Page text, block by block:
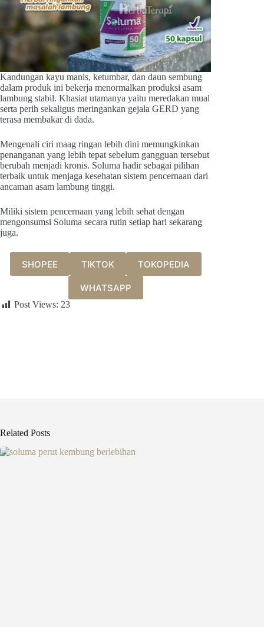
Kandungan kayu manis, ketumbar, dan daun sembung
dalam produk ini bekerja menormalkan produksi asam
lambung stabil. Khasiat utamanya yaitu meredakan mual
serta perih sekaligus meringankan gejala GERD yang
terasa membakar di dada.
Mengenali ciri maag ringan lebih dini memungkinkan
penanganan yang lebih tepat sebelum gangguan tersebut
berubah menjadi kronis. Soluma hadir sebagai pilihan
terbaik untuk menjaga kesehatan sistem pencernaan dari
ancaman asam lambung tinggi.
Miliki sistem pencernaan yang lebih sehat dengan
mengonsumsi Soluma secara rutin setiap hari sekarang
juga.
SHOPEE TIKTOK TOKOPEDIA
WHATSAPP
Post Views: 23
Related Posts